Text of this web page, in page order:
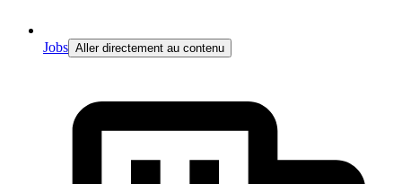
Jobs Aller directement au contenu